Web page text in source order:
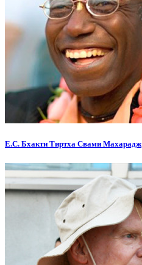
Е.С. Бхакти Тиртха Свами Махарадж